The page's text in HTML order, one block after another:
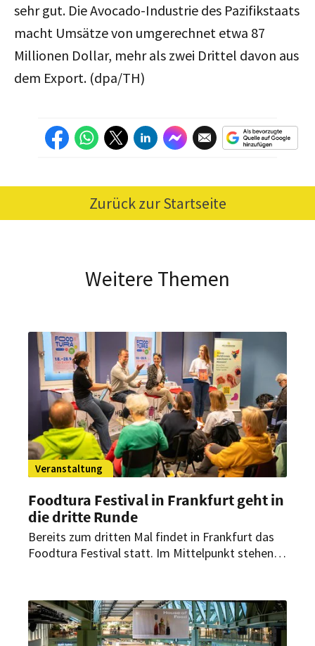
sehr gut. Die Avocado-Industrie des Pazifikstaats
macht Umsätze von umgerechnet etwa 87
Millionen Dollar, mehr als zwei Drittel davon aus
dem Export. (dpa/TH)
Zurück zur Startseite
Weitere Themen
Veranstaltung
Foodtura Festival in Frankfurt geht in
die dritte Runde
Bereits zum dritten Mal findet in Frankfurt das
Foodtura Festival statt. Im Mittelpunkt stehen